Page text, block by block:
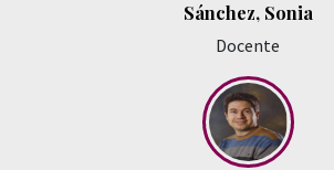
Sánchez, Sonia
Docente